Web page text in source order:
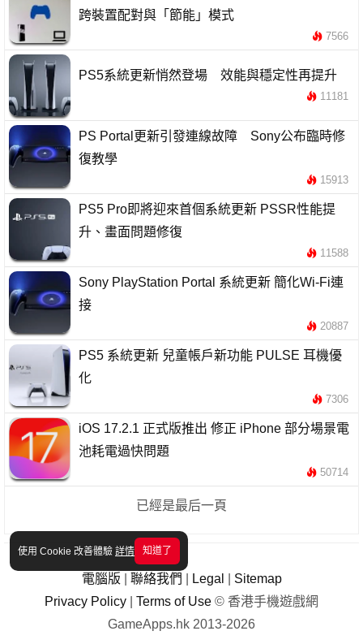
使用 Cookie 改善體驗 詳情 知道了
跨裝置配對與「節能」模式
7566
PS5系統更新悄然登場 效能與穩定性再提升
11181
PS Portal更新引發連線故障 Sony公布臨時修
復教學
15913
PS5 Pro即將迎來首個系統更新 PSSR性能提
升、畫面問題修復
11588
Sony PlayStation Portal 系統更新 簡化Wi-Fi連
接
20887
PS5 系統更新 兒童帳戶新功能 PULSE 耳機優
化
7306
iOS 17.2.1 正式版推出 修正 iPhone 部分場景電
池耗電過快問題
50714
已經是最后一頁
電腦版 聯絡我們 Legal
Sitemap
Privacy Policy
Terms of Use © 香港手機遊戲網
GameApps.hk 2013-2026